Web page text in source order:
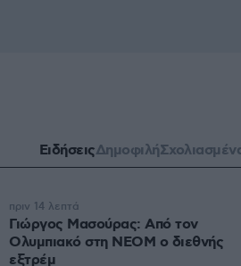
ΕιδήσειςΔημοφιλή
Γιώργος Μασούρας: Από τον
Ολυμπιακό στη ΝΕΟΜ ο διεθνής
εξτρέμ
πριν 14 λεπτά